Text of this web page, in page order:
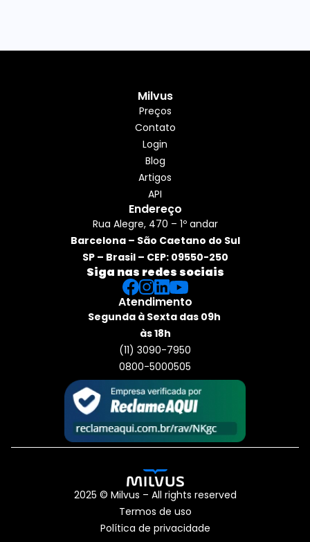
Milvus
Preços
Contato
Login
Blog
Artigos
API
Endereço
Rua Alegre, 470 – 1º andar
Barcelona – São Caetano do Sul
SP – Brasil – CEP: 09550-250
Siga nas redes sociais
Atendimento
Segunda à Sexta das 09h
às 18h
(11) 3090-7950
0800-5000505
2025 © Milvus – All rights reserved
Termos de uso
Política de privacidade